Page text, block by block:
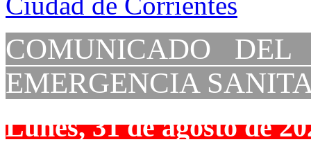
COMUNICADO
EMERGENCIA
Lunes, 31 de agosto de